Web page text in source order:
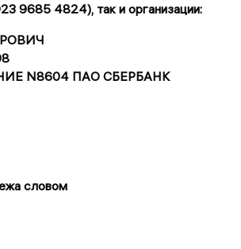
9685 4824), так и организации:
N8604 ПАО СБЕРБАНК
словом